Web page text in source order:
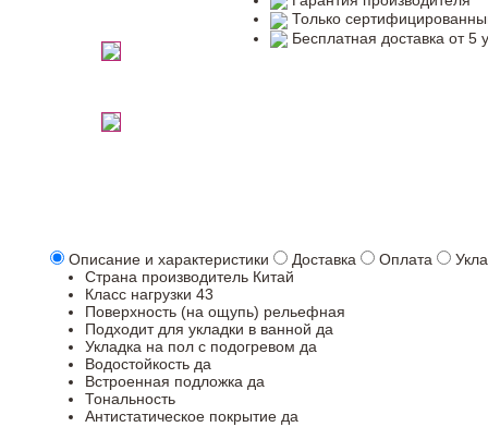
Только
Бесплатная доставка от 5
Описание и характеристики Доставка Оплата
Страна производитель Китай
Класс нагрузки 43
Поверхность (на ощупь) рельефная
Подходит для укладки в ванной да
Укладка на пол c подогревом да
Водостойкость да
Встроенная подложка да
Тональность
Антистатическое покрытие да